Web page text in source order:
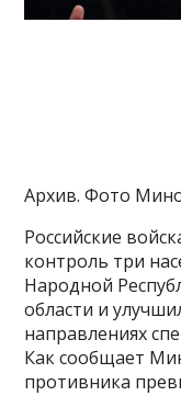
Архив. Фото
Российские
контроль три
Народной
области и
направлениях
Как сообщает
противника